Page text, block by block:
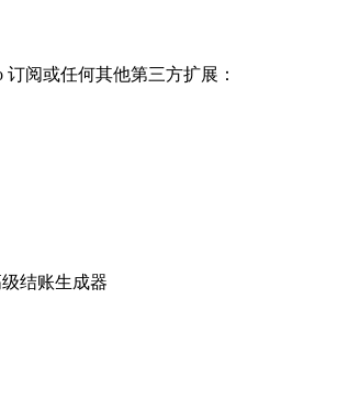
订阅或任何其他第三方扩展：
结账生成器